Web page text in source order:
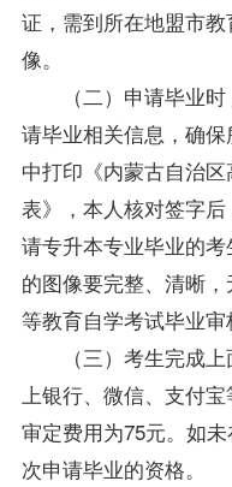
证，需到所在地盟市
像。
（二）申请毕业
请毕业相关信息，确
中打印《内蒙古自治
表》，本人核对签字
请专升本专业毕业的
的图像要完整、清晰
等教育自学考试毕业审
（三）考生完成
上银行、微信、支付
审定费用为75元。如
次申请毕业的资格。